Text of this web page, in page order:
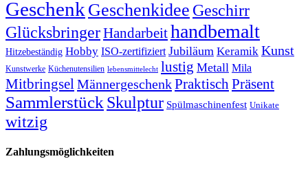
Geschenk Geschenkidee Geschirr
GlücksbringerHandarbeithandbemalt
Hitzebeständig Hobby ISO-zertifiziert Jubiläum Keramik Kunst
Kunstwerke Küchenutensilien lebensmittelecht lustig Metall Mila
MitbringselMännergeschenkPraktischPräsent
Sammlerstück Skulptur Spülmaschinenfest Unikate
witzig
Zahlungsmöglichkeiten